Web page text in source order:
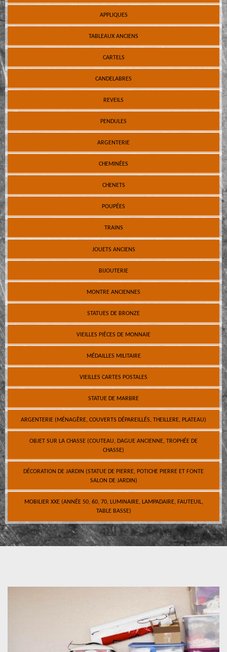
APPLIQUES
TABLEAUX ANCIENS
CARTELS
CANDELABRES
REVEILS
PENDULES
ARGENTERIE
CHEMINÉES
CHENETS
POUPÉES
TRAINS
JOUETS ANCIENS
BIJOUTERIE
MONTRE ANCIENNES
STATUES DE BRONZE
VIEILLES PIÈCES DE MONNAIE
MÉDAILLES MILITAIRE
VIEILLES CARTES POSTALES
STATUE DE MARBRE
ARGENTERIE (MÉNAGÈRE, COUVERTS DÉPAREILLÉS, THEILLERE, PLATEAU)
OBJET SUR LA CHASSE (COUTEAU, DAGUE ANCIENNE, TROPHÉE DE
CHASSE)
DÉCORATION DE JARDIN (STATUE DE PIERRE, POTICHE PIERRE ET FONTE
SALON DE JARDIN)
MOBILIER XXE (ANNÉE 50, 60, 70, LUMINAIRE, LAMPADAIRE, FAUTEUIL,
TABLE BASSE)